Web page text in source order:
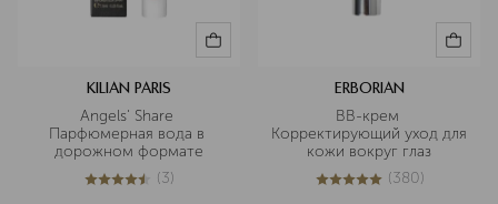
KILIAN PARIS
Angels' Share
Парфюмерная вода в
дорожном формате
4.7 из53 (3)
ERBORIAN
BB-крем
Корректирующий уход для
кожи вокруг глаз
5из 5380 (380)